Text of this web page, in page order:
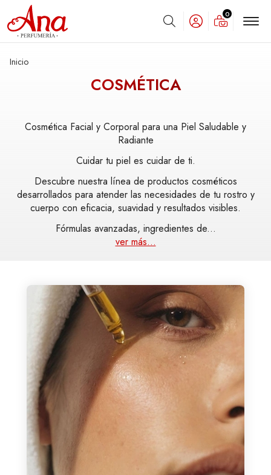
Buscar
0
Inicio
COSMÉTICA
Cosmética Facial y Corporal para una Piel Saludable y
Radiante
Cuidar tu piel es cuidar de ti.
Descubre nuestra línea de productos cosméticos
desarrollados para atender las necesidades de tu rostro y
cuerpo con eficacia, suavidad y resultados visibles.
Fórmulas avanzadas, ingredientes de...
ver más...